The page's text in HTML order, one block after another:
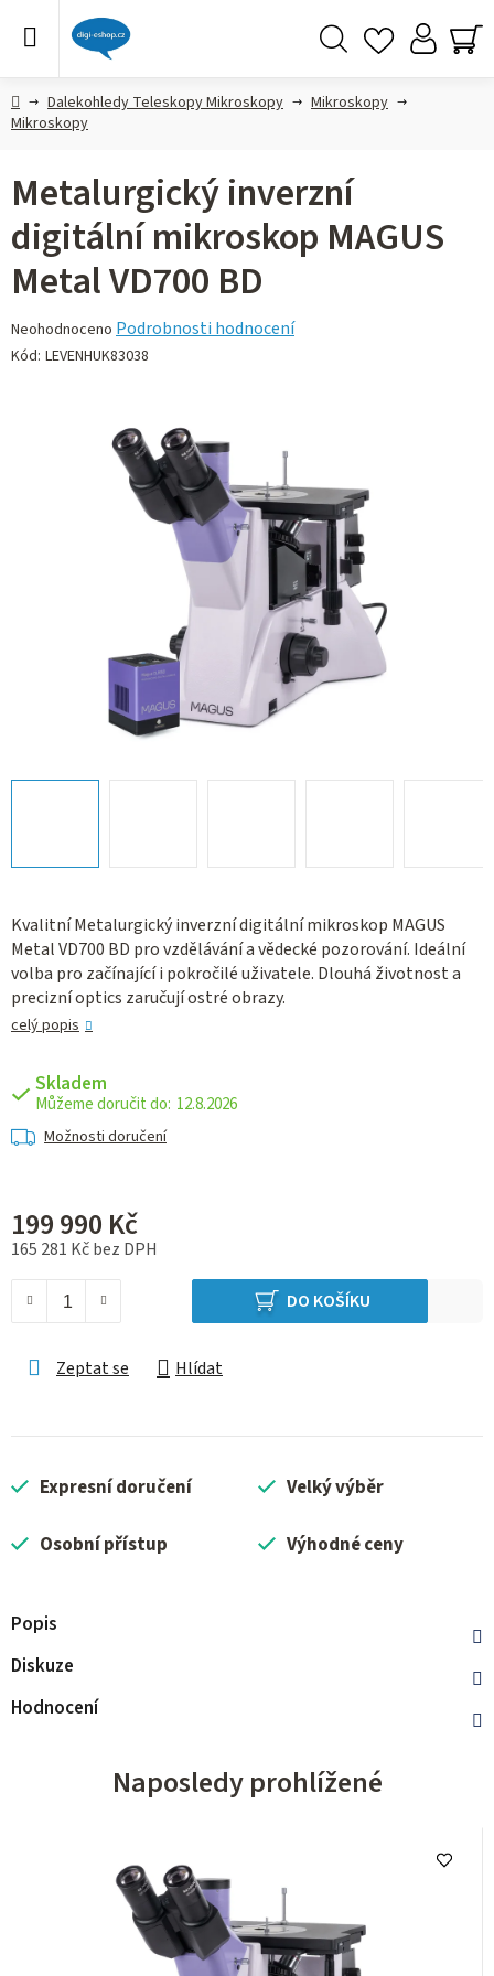
DomůDalekohledy Teleskopy Mikroskopy
Mikroskopy
Mikroskopy
Kvalitní Metalurgický inverzní digitální mikroskop MAGUS
Metal VD700 BD pro vzdělávání a vědecké pozorování. Ideální
volba pro začínající i pokročilé uživatele. Dlouhá životnost a
precizní optics zaručují ostré obrazy.
celý popis
Skladem
12.8.2026
Možnosti doručení
199 990 Kč
165 281 Kč bez DPH
DO KOŠÍKU
Zeptat se Hlídat
Metalurgický inverzní
digitální mikroskop MAGUS
Metal VD700 BD
Průměrné
hodnocení
Neohodnoceno Podrobnosti hodnocení
Kód: LEVENHUK83038
Expresní doručení Velký výběr
Osobní přístup Výhodné ceny
Popis
Diskuze
Hodnocení
Naposledy prohlížené